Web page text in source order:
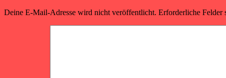
Deine E-Mail-Adresse wird nicht veröffentlicht. Erforderliche Felder